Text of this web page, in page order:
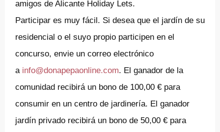
amigos de Alicante Holiday Lets.
Participar es muy fácil. Si desea que el jardín de su
residencial o el suyo propio participen en el
concurso, envie un correo electrónico
a info@donapepaonline.com. El ganador de la
comunidad recibirá un bono de 100,00 € para
consumir en un centro de jardinería. El ganador
jardín privado recibirá un bono de 50,00 € para